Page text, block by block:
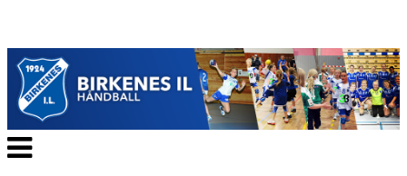
Veksle
navigasjon